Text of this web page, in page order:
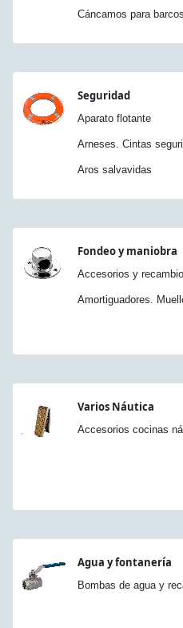
Cáncamos para barcos
Seguridad
Aparato flotante
Arneses. Cintas
Aros salvavidas
Fondeo y maniobra
Accesorios y
Amortiguadores.
Varios Náutica
Accesorios cocinas
Agua y fontanería
Bombas de agua y